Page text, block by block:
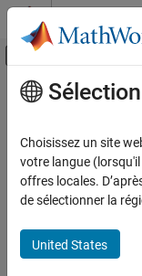
Passer au contenu
Activer/
Accueil de la
Contenu principal
Choisissez un site
votre langue
offres locales.
de sélectionner la
United States